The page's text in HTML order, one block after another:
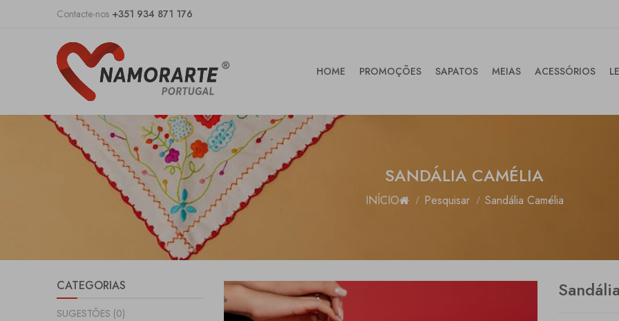
Contacte-nos +351 934 871 176
HOME PROMOÇÕES SAPATOS MEIAS ACESSÓRIOS
SANDÁLIA CAMÉLIA
INÍCIO Pesquisar Sandália Camélia
CATEGORIAS
SUGESTÕES (0)